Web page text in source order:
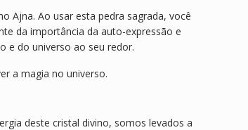
Ajna. Ao usar esta pedra sagrada, você
da importância da auto-expressão e
e do universo ao seu redor.
a magia no universo.
deste cristal divino, somos levados a